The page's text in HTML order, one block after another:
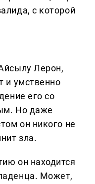
с которой
Лерон,
и умственно
его со
Но даже
он никого не
зла.
он находится
Может,